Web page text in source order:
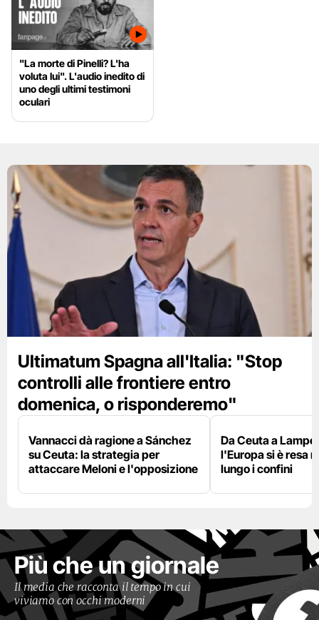
"La morte di Pinelli? L'ha
voluta lui". L'audio inedito di
uno degli ultimi testimoni
oculari
Ultimatum Spagna all'Italia: "Stop
controlli alle frontiere entro
domenica, o risponderemo"
Vannacci dà ragione a Sánchez
su Ceuta: la strategia per
attaccare Meloni e l'opposizione
Da Ceuta a
l'Europa si è resa
lungo i confini
Più che un giornale
Il media che racconta il tempo in cui
viviamo con occhi moderni